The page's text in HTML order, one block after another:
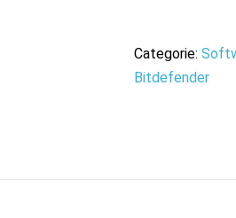
5
Apparaten
aantal
Categorie:
Bitdefender